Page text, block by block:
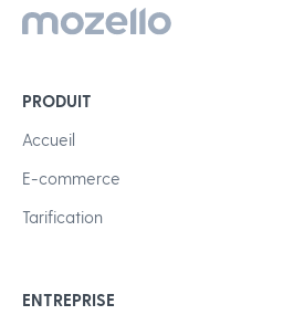
PRODUIT
Accueil
E-commerce
Tarification
ENTREPRISE